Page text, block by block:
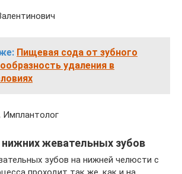
Пищевая сода от зубного
удаления в
Имплантолог
жевательных зубов
зубов на нижней челюсти с